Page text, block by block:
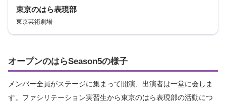
東京のはら表現部
東京芸術劇場
オープンのはらSeason5の様子
メンバー全員がステージに集まって開演、出演者は一堂に会しま
す。ファシリテーション実習生から東京のはら表現部の活動につ